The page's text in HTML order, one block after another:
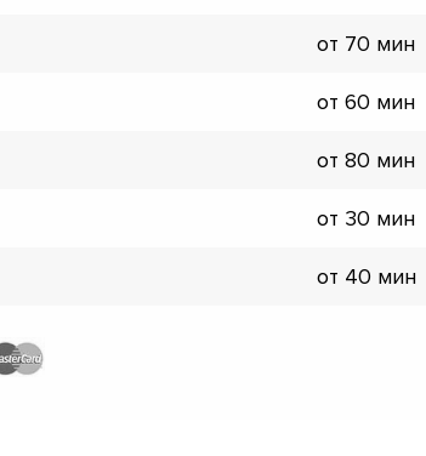
от 70 мин
от 60 мин
от 80 мин
от 30 мин
от 40 мин